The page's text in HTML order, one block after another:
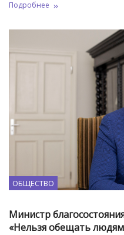
Подробнее
ОБЩЕСТВО
Министр
«Нельзя обещать людям